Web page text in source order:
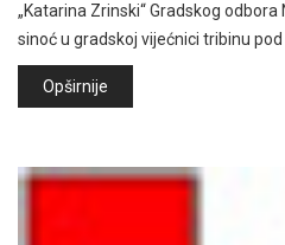
„Katarina Zrinski“ Gradskog
sinoć u gradskoj vijećnici tribinu
Opširnije